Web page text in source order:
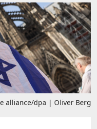
alliance/dpa | Oliver Berg